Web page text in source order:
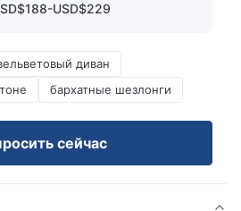
USD$229
диван
бархатные шезлонги
сейчас